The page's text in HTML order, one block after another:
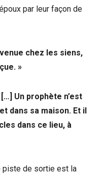
par leur façon de
chez les siens,
»
[…] Un prophète n’est
dans sa maison. Et il
dans ce lieu, à
piste de sortie est la